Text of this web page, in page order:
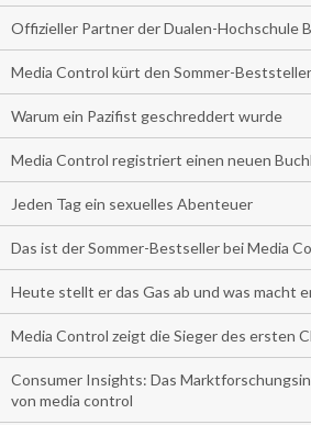
Offizieller Partner der Dualen-Hochschule
Media Control kürt den Sommer-
Warum ein Pazifist geschreddert wurde
Media Control registriert einen neuen
Jeden Tag ein sexuelles Abenteuer
Das ist der Sommer-Bestseller bei Media
Heute stellt er das Gas ab und was macht
Media Control zeigt die Sieger des ersten
Consumer Insights: Das
von media control